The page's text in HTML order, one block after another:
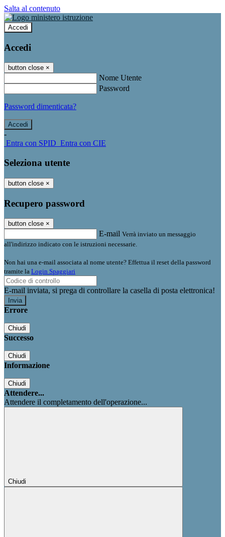
Salta al contenuto
Accedi
Accedi
button close ×
Nome Utente
Password
Password dimenticata?
-
Entra con SPID Entra con CIE
Seleziona utente
button close ×
Recupero password
button close ×
E-mail Verrà inviato un messaggio
all'indirizzo indicato con le istruzioni necessarie.
Non hai una e-mail associata al nome utente? Effettua il reset della password
tramite la Login Spaggiari
E-mail inviata, si prega di controllare la casella di posta elettronica!
Errore
Chiudi
Successo
Chiudi
Informazione
Chiudi
Attendere...
Attendere il completamento dell'operazione...
Chiudi